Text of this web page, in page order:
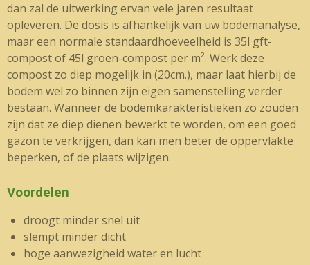
dan zal de uitwerking ervan vele jaren resultaat
opleveren. De dosis is afhankelijk van uw bodemanalyse,
maar een normale standaardhoeveelheid is 35l gft-
compost of 45l groen-compost per m². Werk deze
compost zo diep mogelijk in (20cm.), maar laat hierbij de
bodem wel zo binnen zijn eigen samenstelling verder
bestaan. Wanneer de bodemkarakteristieken zo zouden
zijn dat ze diep dienen bewerkt te worden, om een goed
gazon te verkrijgen, dan kan men beter de oppervlakte
beperken, of de plaats wijzigen.
Voordelen
droogt minder snel uit
slempt minder dicht
hoge aanwezigheid water en lucht